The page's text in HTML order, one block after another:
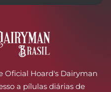
Oficial Hoard's Dairyman
a pílulas diárias de